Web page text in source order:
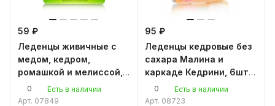
59 ₽
Леденцы живичные с
медом, кедром,
ромашкой и мелиссой,
6шт по 3,2гр.
0
Есть в наличии
Арт. 07849
95 ₽
Леденцы кедровые без
сахара Малина и
каркаде Кедрини, 6шт
по 3,2гр.
0
Есть в наличии
Арт. 08723